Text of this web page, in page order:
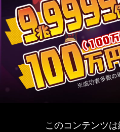
このコンテンツは